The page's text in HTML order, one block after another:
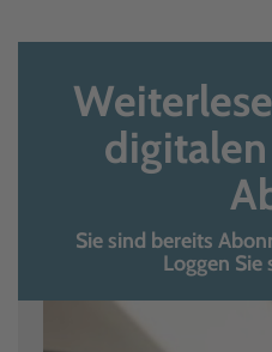
Sie sind bereits
Loggen Sie